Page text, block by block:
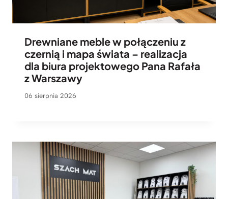
Drewniane meble w połączeniu z
czernią i mapa świata – realizacja
dla biura projektowego Pana Rafała
z Warszawy
06 sierpnia 2026